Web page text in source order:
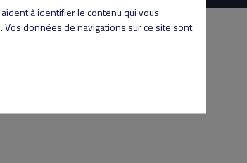
à identifier le contenu qui vous
données de navigations sur ce site sont